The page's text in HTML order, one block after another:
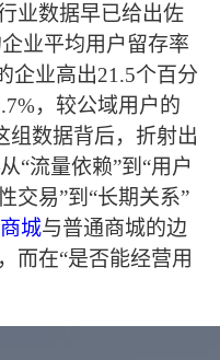
业数据早已给出佐
业平均用户留存率
企业高出21.5个百分
，较公域用户的
组数据背后，折射出
流量依赖”到“用户
交易”到“长期关系”
城与普通商城的边
而在“是否能经营用